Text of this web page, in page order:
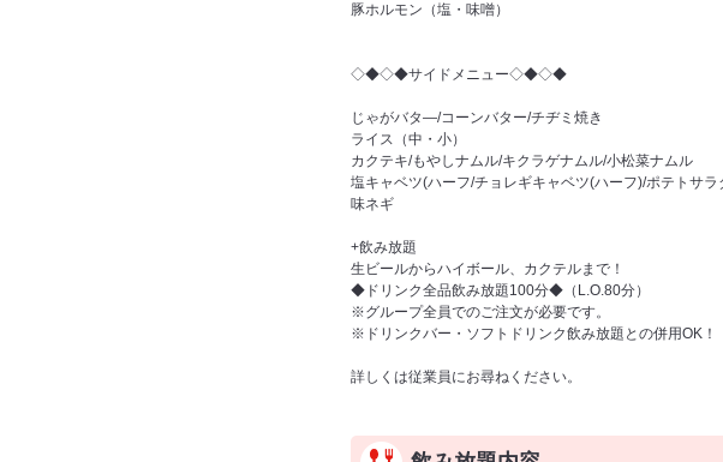
豚ホルモン（塩・味噌）
◇◆◇◆サイドメニュー◇◆◇◆
じゃがバタ―/コーンバター/チヂミ焼き
ライス（中・小）
カクテキ/もやしナムル/キクラゲナムル/小松菜ナムル
塩キャベツ(ハーフ/チョレギキャベツ(ハーフ)/ポテトサラ
味ネギ
+飲み放題
生ビールからハイボール、カクテルまで！
◆ドリンク全品飲み放題100分◆（L.O.80分）
※グループ全員でのご注文が必要です。
※ドリンクバー・ソフトドリンク飲み放題との併用OK！
詳しくは従業員にお尋ねください。